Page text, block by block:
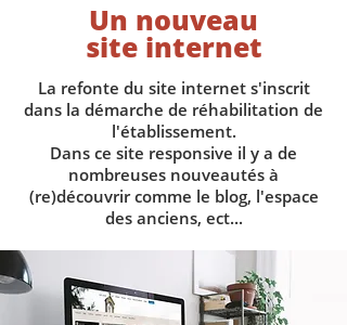
Un nouveau
site internet
La refonte du site internet s'inscrit
dans la démarche de réhabilitation de
l'établissement.
Dans ce site responsive il y a de
nombreuses nouveautés à
(re)découvrir comme le blog, l'espace
des anciens, ect...